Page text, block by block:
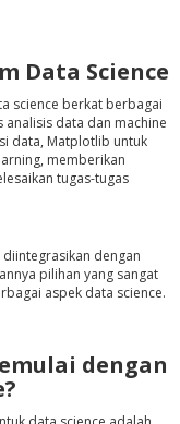
Data Science
science berkat berbagai
data dan machine
data, Matplotlib untuk
memberikan
tugas-tugas
dengan
pilihan yang sangat
aspek data science.
dengan